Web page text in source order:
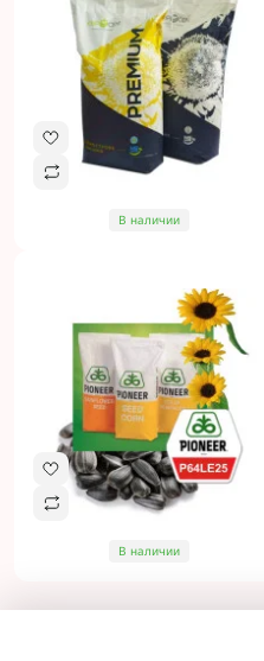
В наличии
В наличии